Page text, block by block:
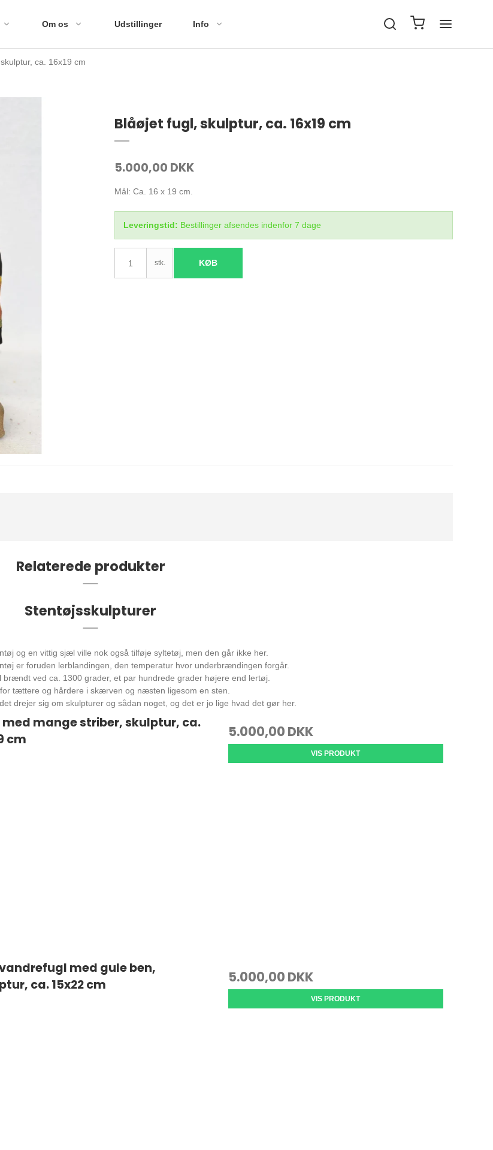
Om os Udstillinger Info
ca. 16x19 cm
Blåøjet fugl, skulptur, ca. 16x19 cm
5.000,00 DKK
Mål: Ca. 16 x 19 cm.
Leveringstid: Bestillinger afsendes indenfor 7 dage
stk. KØB
Relaterede produkter
Stentøjsskulpturer
og en vittig sjæl ville nok også tilføje syltetøj, men den går ikke her.
er foruden lerblandingen, den temperatur hvor underbrændingen forgår.
brændt ved ca. 1300 grader, et par hundrede grader højere end lertøj.
tættere og hårdere i skærven og næsten ligesom en sten.
drejer sig om skulpturer og sådan noget, og det er jo lige hvad det gør her.
med mange striber, skulptur, ca.
cm
5.000,00 DKK
VIS PRODUKT
med gule ben,
ca. 15x22 cm
5.000,00 DKK
VIS PRODUKT